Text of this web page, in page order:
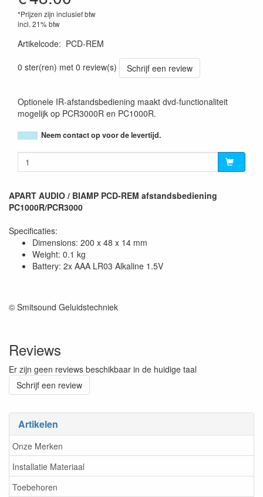
Artikelen
Onze Merken
Installatie Materiaal
Toebehoren
*Prijzen zijn inclusief btw
incl. 21% btw
Artikelcode: PCD-REM
0 ster(ren) met 0 review(s)
Schrijf een review
Optionele IR-afstandsbediening maakt dvd-functionaliteit
mogelijk op PCR3000R en PC1000R.
Neem contact op voor de levertijd.
APART AUDIO / BIAMP PCD-REM afstandsbediening
PC1000R/PCR3000
Specificaties:
Dimensions: 200 x 48 x 14 mm
Weight: 0.1 kg
Battery: 2x AAA LR03 Alkaline 1.5V
© Smitsound Geluidstechniek
Reviews
Er zijn geen reviews beschikbaar in de huidige taal
Schrijf een review